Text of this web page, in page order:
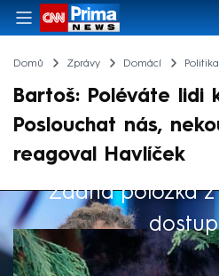
Domů Zprávy Domácí Politika
Bartoš: Poléváte lidi
Poslouchat nás,
reagoval Havlíček
Žádná položka
Výběr redakce